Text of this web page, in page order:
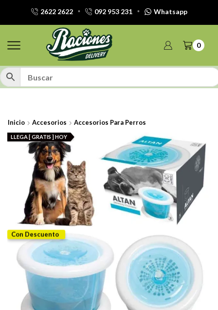
2622 2622 092 953 231 Whatsapp
0
Inicio Accesorios Accesorios Para Perros
LLEGA [ GRATIS ] HOY
Con Descuento